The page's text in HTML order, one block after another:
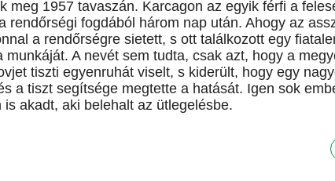
meg 1957 tavaszán. Karcagon az egyik férfi a
rendőrségi fogdából három nap után. Ahogy az
a rendőrségre sietett, s ott találkozott egy
A nevét sem tudta, csak azt, hogy a
tiszti egyenruhát viselt, s kiderült, hogy egy
a tiszt segítsége megtette a hatását. Igen sok
akadt, aki belehalt az ütlegelésbe.